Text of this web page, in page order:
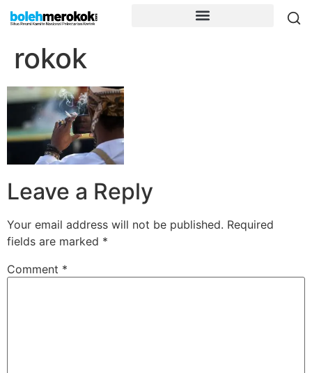
rokok
Leave a Reply
Your email address will not be published. Required
fields are marked *
Comment *